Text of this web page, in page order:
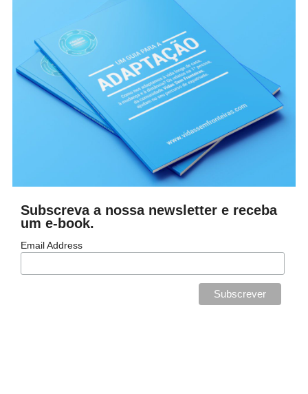
Subscreva a nossa newsletter e receba
um e-book.
Email Address